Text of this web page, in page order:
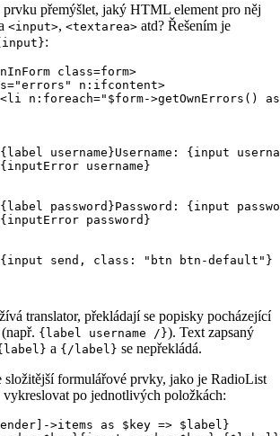
prvku přemýšlet, jaký HTML element pro něj
<input>, <textarea> atd? Řešením je
:
class=form>
translator, překládají se popisky pocházející
{label username /}). Text zapsaný
a {/label} se nepřekládá.
složitější formulářové prvky, jako je RadioList
po jednotlivých položkách:
>items as $key => $label}